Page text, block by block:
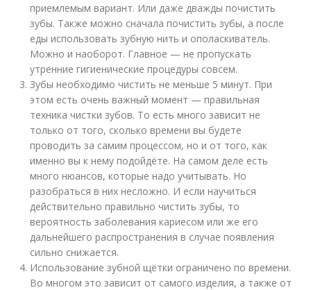
приемлемым вариант. Или даже дважды почистить
зубы. Также можно сначала почистить зубы, а после
еды использовать зубную нить и ополаскиватель.
Можно и наоборот. Главное — не пропускать
утренние гигиенические процедуры совсем.
Зубы необходимо чистить не меньше 5 минут. При
этом есть очень важный момент — правильная
техника чистки зубов. То есть много зависит не
только от того, сколько времени вы будете
проводить за самим процессом, но и от того, как
именно вы к нему подойдёте. На самом деле есть
много нюансов, которые надо учитывать. Но
разобраться в них несложно. И если научиться
действительно правильно чистить зубы, то
вероятность заболевания кариесом или же его
дальнейшего распространения в случае появления
сильно снижается.
Использование зубной щётки ограничено по времени.
Во многом это зависит от самого изделия, а также от